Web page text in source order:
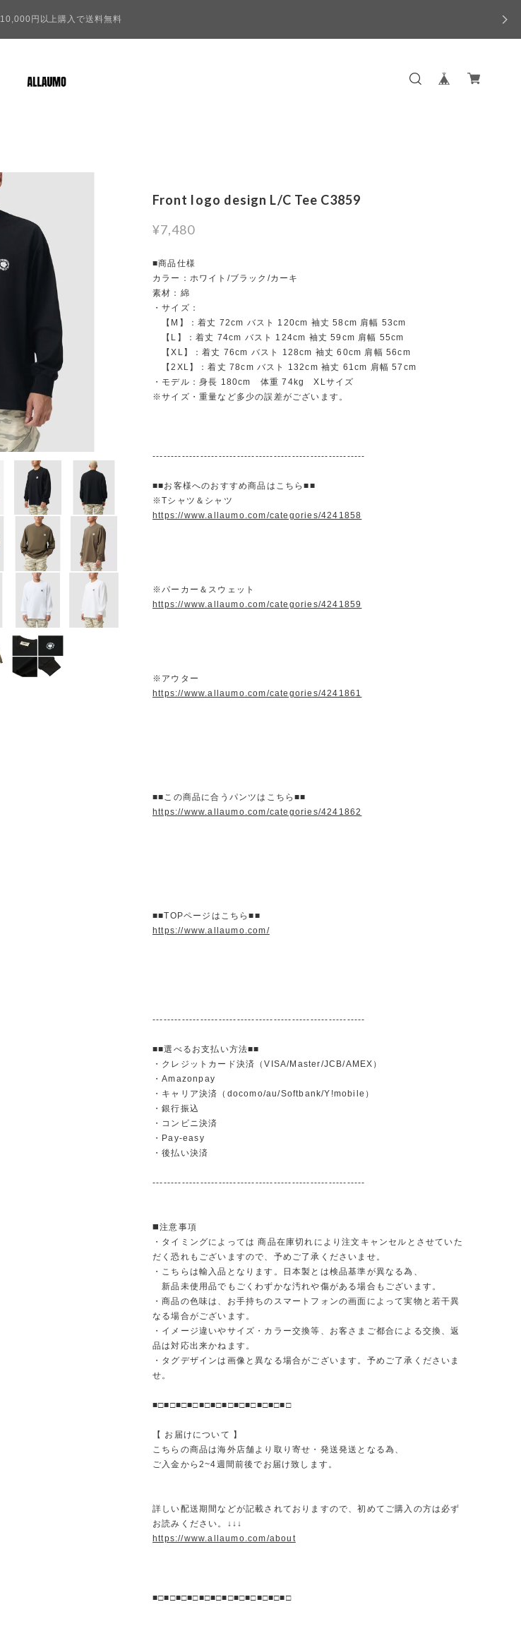
10,000円以上購入で送料無料
Front logo design L/C Tee C3859
¥7,480
■商品仕様
カラー：ホワイト/ブラック/カーキ
素材：綿
・サイズ：
【M】：着丈 72cm バスト 120cm 袖丈 58cm 肩幅 53cm
【L】：着丈 74cm バスト 124cm 袖丈 59cm 肩幅 55cm
【XL】：着丈 76cm バスト 128cm 袖丈 60cm 肩幅 56cm
【2XL】：着丈 78cm バスト 132cm 袖丈 61cm 肩幅 57cm
・モデル：身長 180cm 体重 74kg XLサイズ
※サイズ・重量など多少の誤差がございます。
----------------------------------------------------------
■■お客様へのおすすめ商品はこちら■■
※Tシャツ＆シャツ
https://www.allaumo.com/categories/4241858
※パーカー＆スウェット
https://www.allaumo.com/categories/4241859
※アウター
https://www.allaumo.com/categories/4241861
■■この商品に合うパンツはこちら■■
https://www.allaumo.com/categories/4241862
■■TOPページはこちら■■
https://www.allaumo.com/
----------------------------------------------------------
■■選べるお支払い方法■■
・クレジットカード決済（VISA/Master/JCB/AMEX）
・Amazonpay
・キャリア決済（docomo/au/Softbank/Y!mobile）
・銀行振込
・コンビニ決済
・Pay-easy
・後払い決済
----------------------------------------------------------
◼️注意事項
・タイミングによっては 商品在庫切れにより注文キャンセルとさせていた
だく恐れもございますので、予めご了承くださいませ。
・こちらは輸入品となります。日本製とは検品基準が異なる為、
新品未使用品でもごくわずかな汚れや傷がある場合もございます。
・商品の色味は、お手持ちのスマートフォンの画面によって実物と若干異
なる場合がございます。
・イメージ違いやサイズ・カラー交換等、お客さまご都合による交換、返
品は対応出来かねます。
・タグデザインは画像と異なる場合がございます。予めご了承くださいま
せ。
■□■□■□■□■□■□■□■□■□■□■□■□
【 お届けについて 】
こちらの商品は海外店舗より取り寄せ・発送発送となる為、
ご入金から2~4週間前後でお届け致します。
詳しい配送期間などが記載されておりますので、初めてご購入の方は必ず
お読みください。↓↓↓
https://www.allaumo.com/about
■□■□■□■□■□■□■□■□■□■□■□■□